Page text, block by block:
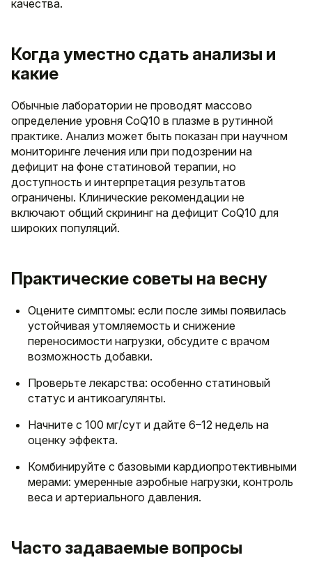
качества.
Когда уместно сдать анализы и
какие
Обычные лаборатории не проводят массово
определение уровня CoQ10 в плазме в рутинной
практике. Анализ может быть показан при научном
мониторинге лечения или при подозрении на
дефицит на фоне статиновой терапии, но
доступность и интерпретация результатов
ограничены. Клинические рекомендации не
включают общий скрининг на дефицит CoQ10 для
широких популяций.
Практические советы на весну
Оцените симптомы: если после зимы появилась
устойчивая утомляемость и снижение
переносимости нагрузки, обсудите с врачом
возможность добавки.
Проверьте лекарства: особенно статиновый
статус и антикоагулянты.
Начните с 100 мг/сут и дайте 6–12 недель на
оценку эффекта.
Комбинируйте с базовыми кардиопротективными
мерами: умеренные аэробные нагрузки, контроль
веса и артериального давления.
Часто задаваемые вопросы